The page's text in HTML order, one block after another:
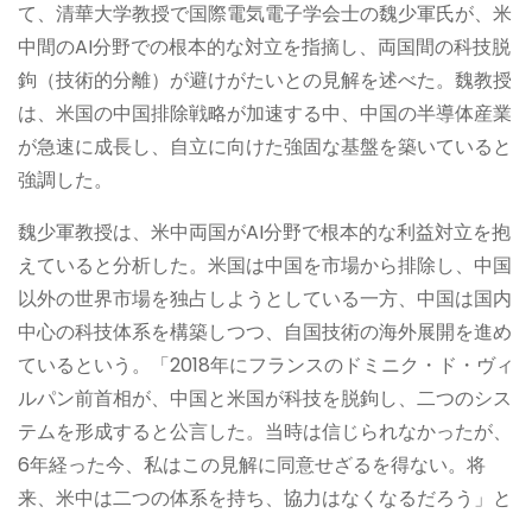
て、清華大学教授で国際電気電子学会士の魏少軍氏が、米
中間のAI分野での根本的な対立を指摘し、両国間の科技脱
鉤（技術的分離）が避けがたいとの見解を述べた。魏教授
は、米国の中国排除戦略が加速する中、中国の半導体産業
が急速に成長し、自立に向けた強固な基盤を築いていると
強調した。
魏少軍教授は、米中両国がAI分野で根本的な利益対立を抱
えていると分析した。米国は中国を市場から排除し、中国
以外の世界市場を独占しようとしている一方、中国は国内
中心の科技体系を構築しつつ、自国技術の海外展開を進め
ているという。「2018年にフランスのドミニク・ド・ヴィ
ルパン前首相が、中国と米国が科技を脱鉤し、二つのシス
テムを形成すると公言した。当時は信じられなかったが、
6年経った今、私はこの見解に同意せざるを得ない。将
来、米中は二つの体系を持ち、協力はなくなるだろう」と